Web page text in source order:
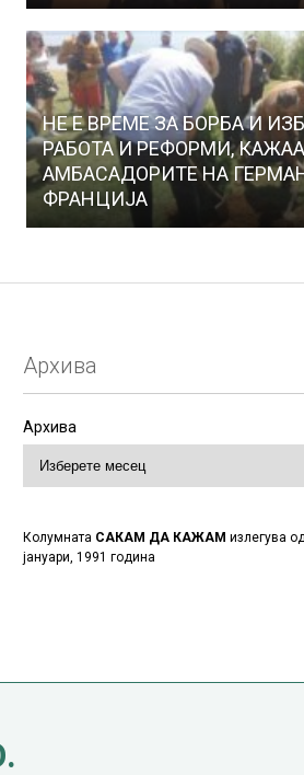
НЕ Е ВРЕМЕ ЗА БОРБА И
РАБОТА И РЕФОРМИ,
АМБАСАДОРИТЕ НА
ФРАНЦИЈА
Архива
Архива
Колумната САКАМ ДА КАЖАМ излегува
јануари, 1991 година